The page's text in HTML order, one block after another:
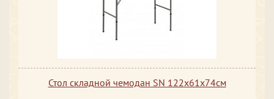
Стол складной чемодан SN 122х61х74см